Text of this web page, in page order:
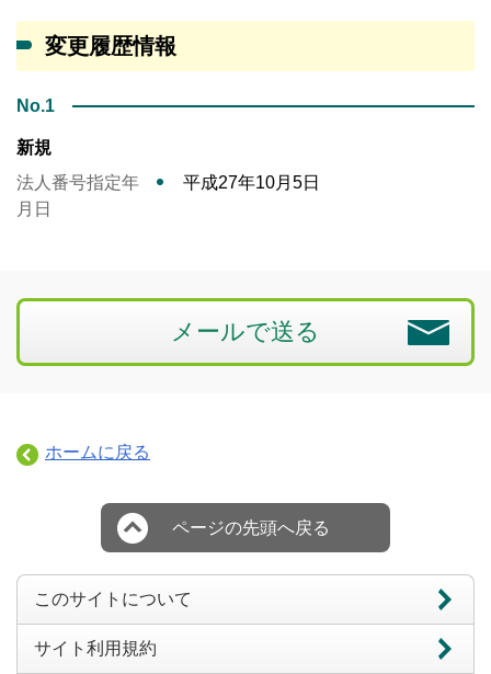
変更履歴情報
No.1
新規
法人番号指定年
月日
平成27年10月5日
メールで送る
ホームに戻る
ページの先頭へ戻る
このサイトについて
サイト利用規約